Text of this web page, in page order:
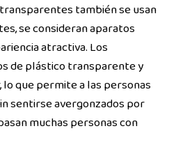
también se usan
se consideran aparatos
atractiva. Los
de plástico transparente y
que permite a las personas
sentirse avergonzados por
muchas personas con